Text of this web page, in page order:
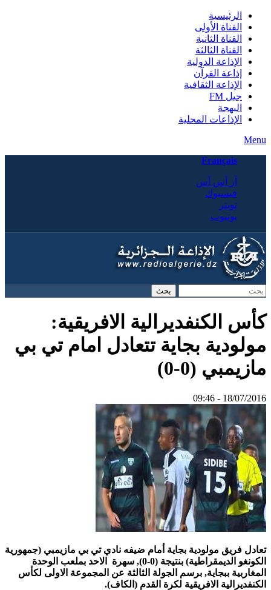
الرئيسية
القناة الأولى
القناة الثانية
القناة الثالثة
الإذاعة الدولية
إذاعة القرآن
الإذاعة الثقافية
جيل FM
البهجة
الإذاعات المحلية
Menu
Français
آر أس أس
فيسبوك
تويتر
يوتيوب
استمارة البحث
‏بحث ‏
كأس الكنفديرالية الافريقية:
مولودية بجاية تتعادل امام تي بي
مازيمبي (0-0)
18/07/2016 - 09:46
تعادل فريق مولودية بجاية أمام ضيفه نادي تي بي مازيمبي (جمهورية
الكونغو الديمقراطية) بنتيجة (0-0), سهرة الاحد بملعب الوحدة
المغاربية ببجاية, برسم الجولة الثالثة عن المجموعة الاولى لكأس
الكنفديرالية الافريقية لكرة القدم (الكاف).